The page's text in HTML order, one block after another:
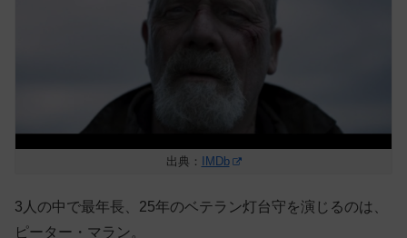
出典： IMDb
3人の中で最年長、25年のベテラン灯台守を演じるのは、
ピーター・マラン。